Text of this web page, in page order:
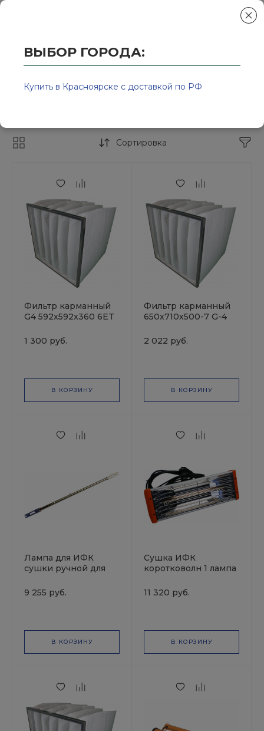
Колор-Авто - магазин лакокрасочной продукции и
Фильтра и ОСК
Сортировка
Фильтр карманный
G4 592x592x360 6ET
1 300 руб.
В КОРЗИНУ
Фильтр карманный
650х710х500-7 G-4
2 022 руб.
В КОРЗИНУ
Лампа для ИФК
сушки ручной для
длина 380мм
Русский Мастер
9 255 руб.
В КОРЗИНУ
Сушка ИФК
коротковолн 1 лампа
штатива мех таймер
0-60мин. компакт
11 320 руб.
В КОРЗИНУ
ВЫБОР ГОРОДА:
Купить в Красноярске с доставкой по РФ